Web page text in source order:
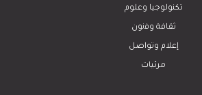
تكنولوجيا وعلوم
ﺛﻘﺎﻓﺔ وﻓﻧون
إعلام وتواصل
مرئيات